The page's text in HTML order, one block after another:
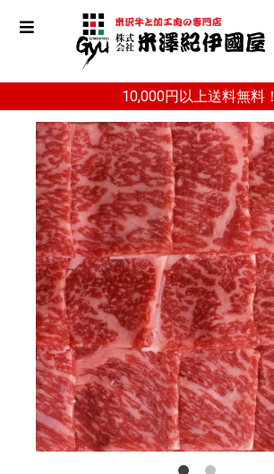
10,000円以上送料無料！